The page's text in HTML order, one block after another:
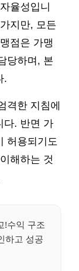
율성입니
지만, 모든
점은 가맹
당하며, 본
.
격한 지침에
다. 반면 가
허용되기도
해하는 것
!수익 구조
하고 성공